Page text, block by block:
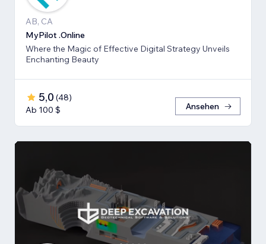
AB, CA
MyPilot .Online
Where the Magic of Effective Digital Strategy Unveils
Enchanting Beauty
5,0 (48)
Ab 100 $
Ansehen